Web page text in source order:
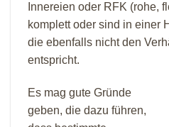
Innereien oder RFK (rohe,
komplett oder sind in einer
die ebenfalls nicht den
entspricht.
Es mag gute Gründe
geben, die dazu führen,